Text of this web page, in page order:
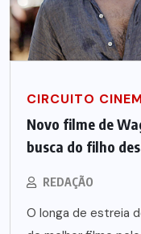
CIRCUITO
Novo filme de
busca do filho
REDAÇÃO
O longa de estreia